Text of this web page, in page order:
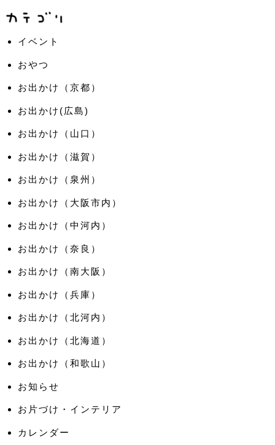
イベント
おやつ
お出かけ（京都）
お出かけ(広島)
お出かけ（山口）
お出かけ（滋賀）
お出かけ（泉州）
お出かけ（大阪市内）
お出かけ（中河内）
お出かけ（奈良）
お出かけ（南大阪）
お出かけ（兵庫）
お出かけ（北河内）
お出かけ（北海道）
お出かけ（和歌山）
お知らせ
お片づけ・インテリア
カレンダー